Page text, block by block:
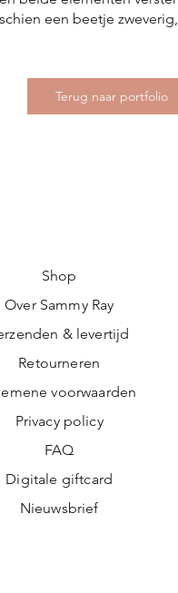
een beetje
Terug naar portfolio
Shop
Over Sammy Ray
& levertijd
Retourneren
voorwaarden
Privacy policy
FAQ
Digitale giftcard
Nieuwsbrief